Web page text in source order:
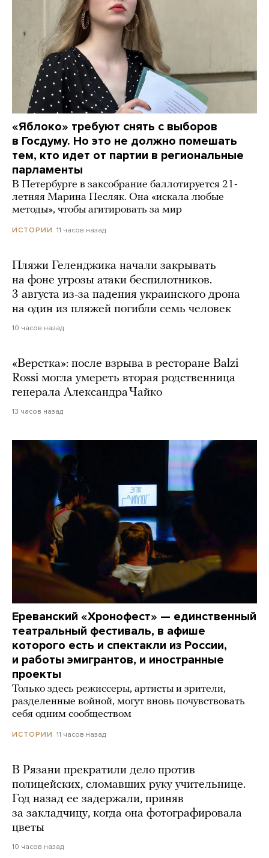
«Яблоко» требуют снять с выборов
в Госдуму. Но это не должно помешать
тем, кто идет от партии в региональные
парламенты
В Петербурге в заксобрание баллотируется 21-
летняя Марина Песляк. Она «искала любые
методы», чтобы агитировать за мир
ИСТОРИИ 11 часов назад
Пляжи Геленджика начали закрывать
на фоне угрозы атаки беспилотников.
3 августа из-за падения украинского дрона
на один из пляжей погибли семь человек
10 часов назад
«Верстка»: после взрыва в ресторане Balzi
Rossi могла умереть вторая родственница
генерала Александра Чайко
13 часов назад
Ереванский «Хронофест» — единственный
театральный фестиваль, в афише
которого есть и спектакли из России,
и работы эмигрантов, и иностранные
проекты
Только здесь режиссеры, артисты и зрители,
разделенные войной, могут вновь почувствовать
себя одним сообществом
ИСТОРИИ 11 часов назад
В Рязани прекратили дело против
полицейских, сломавших руку учительнице.
Год назад ее задержали, приняв
за закладчицу, когда она фотографировала
цветы
10 часов назад